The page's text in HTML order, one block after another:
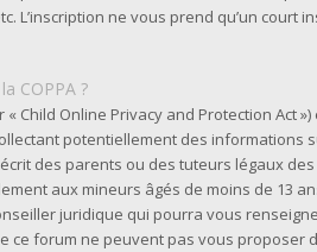
L’inscription ne vous prend qu’un
COPPA ?
« Child Online Privacy and Protection Act
potentiellement des informations
des parents ou des tuteurs légaux
aux mineurs âgés de moins de 13
juridique qui pourra vous
ce forum ne peuvent pas vous proposer